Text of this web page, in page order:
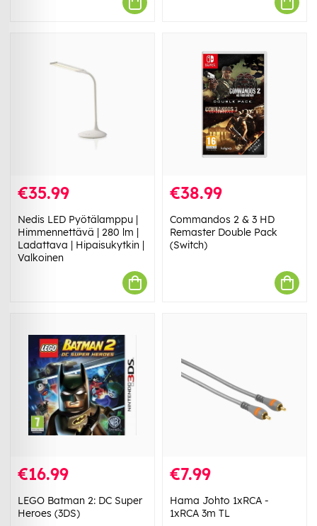
€35.99
Nedis LED Pyötälamppu |
Himmennettävä | 280 lm |
Ladattava | Hipaisukytkin |
Valkoinen
€38.99
Commandos 2 & 3 HD
Remaster Double Pack
(Switch)
€16.99
LEGO Batman 2: DC Super
Heroes (3DS)
€7.99
Hama Johto 1xRCA -
1xRCA 3m TL